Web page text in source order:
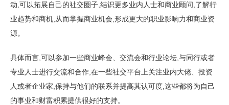
动,可以拓展自己的社交圈子,结识更多业内人士和商业顾问,了解行
业趋势和商机,从而掌握商业机会,形成更大的职业影响力和商业资
源。
具体而言,可以参加一些商业峰会、交流会和行业论坛,与同行或者
专业人士进行交流和合作,在一些社交平台上关注业内大佬、投资
人或者企业家,保持与他们的联系并提高其认可度,这些都将为自己
的事业和财富积累提供很好的支持。